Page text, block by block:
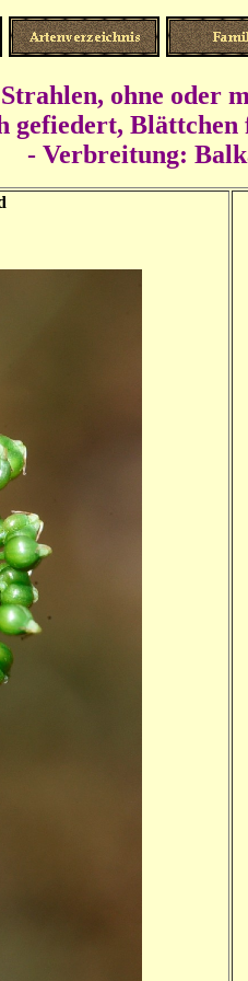
ohne
gefiedert,
- Verbreitung: